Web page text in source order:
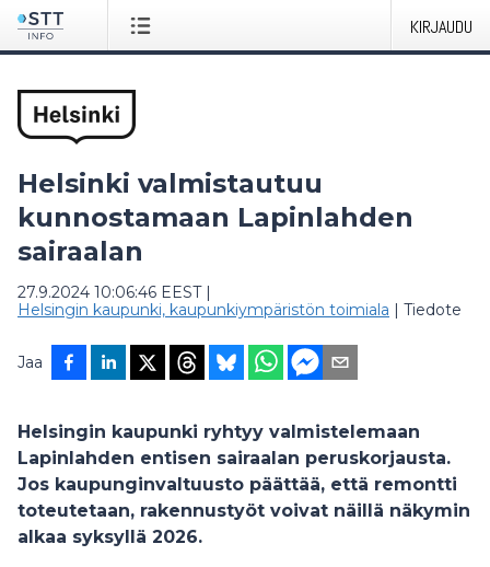
KIRJAUDU
Helsinki valmistautuu
kunnostamaan Lapinlahden
sairaalan
27.9.2024 10:06:46 EEST|
Helsingin kaupunki, kaupunkiympäristön toimiala | Tiedote
Jaa
Helsingin kaupunki ryhtyy valmistelemaan
Lapinlahden entisen sairaalan peruskorjausta.
Jos kaupunginvaltuusto päättää, että remontti
toteutetaan, rakennustyöt voivat näillä näkymin
alkaa syksyllä 2026.